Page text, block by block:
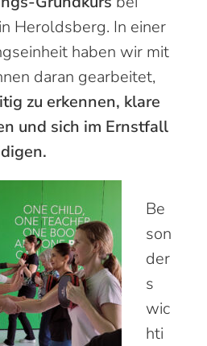
in Heroldsberg. In einer
haben wir mit
daran gearbeitet,
zu erkennen, klare
und sich im Ernstfall
Be
son
der
s
wic
hti